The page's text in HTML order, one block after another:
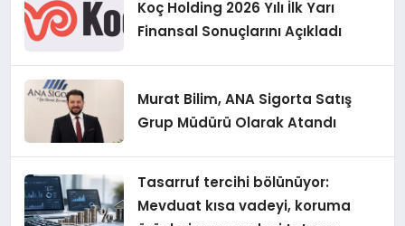
Koç Holding 2026 Yılı İlk Yarı
Finansal Sonuçlarını Açıkladı
Murat Bilim, ANA Sigorta Satış
Grup Müdürü Olarak Atandı
Tasarruf tercihi bölünüyor:
Mevduat kısa vadeyi, koruma